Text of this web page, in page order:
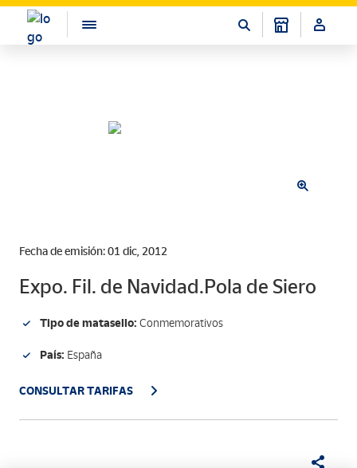
Fecha de emisión: 01 dic, 2012
Expo. Fil. de Navidad.Pola de Siero
Tipo de matasello: Conmemorativos
País: España
CONSULTAR TARIFAS